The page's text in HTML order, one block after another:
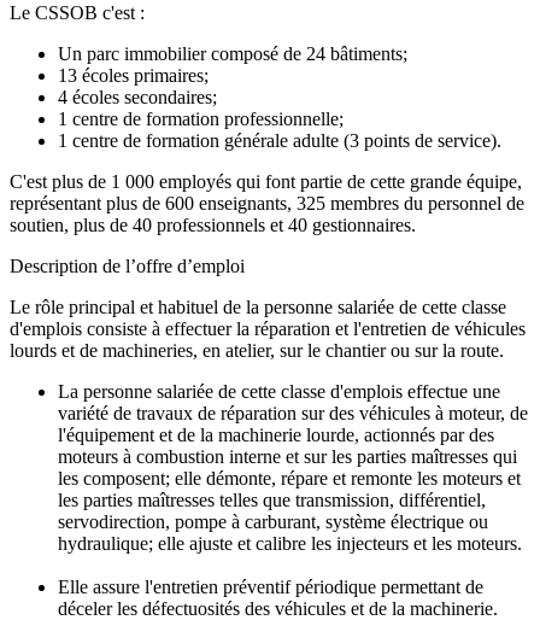
Le CSSOB c'est :
Un parc immobilier composé de 24 bâtiments;
13 écoles primaires;
4 écoles secondaires;
1 centre de formation professionnelle;
1 centre de formation générale adulte (3 points de service).
C'est plus de 1 000 employés qui font partie de cette grande équipe,
représentant plus de 600 enseignants, 325 membres du personnel de
soutien, plus de 40 professionnels et 40 gestionnaires.
Description de l’offre d’emploi
Le rôle principal et habituel de la personne salariée de cette classe
d'emplois consiste à effectuer la réparation et l'entretien de véhicules
lourds et de machineries, en atelier, sur le chantier ou sur la route.
La personne salariée de cette classe d'emplois effectue une
variété de travaux de réparation sur des véhicules à moteur, de
l'équipement et de la machinerie lourde, actionnés par des
moteurs à combustion interne et sur les parties maîtresses qui
les composent; elle démonte, répare et remonte les moteurs et
les parties maîtresses telles que transmission, différentiel,
servodirection, pompe à carburant, système électrique ou
hydraulique; elle ajuste et calibre les injecteurs et les moteurs.
Elle assure l'entretien préventif périodique permettant de
déceler les défectuosités des véhicules et de la machinerie.